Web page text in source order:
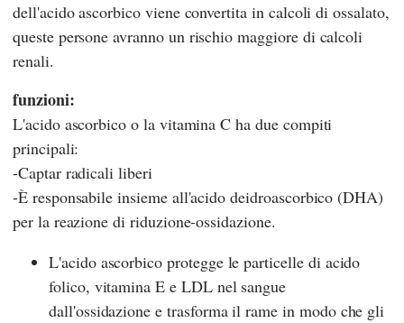
dell'acido ascorbico viene convertita in calcoli di ossalato,
queste persone avranno un rischio maggiore di calcoli
renali.
funzioni:
L'acido ascorbico o la vitamina C ha due compiti
principali:
-Captar radicali liberi
-È responsabile insieme all'acido deidroascorbico (DHA)
per la reazione di riduzione-ossidazione.
L'acido ascorbico protegge le particelle di acido
folico, vitamina E e LDL nel sangue
dall'ossidazione e trasforma il rame in modo che gli